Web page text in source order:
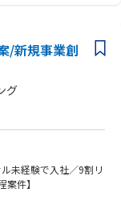
ス価値を生むか」に
がら仕組みを構築で
前進できる方（スモ
/新規事業創
グ
未経験で入社／9割リ
件】